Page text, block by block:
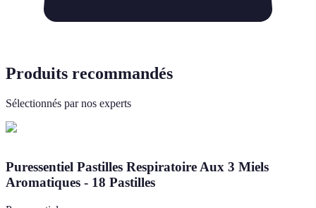
Produits recommandés
Sélectionnés par nos experts
Puressentiel Pastilles Respiratoire Aux 3 Miels
Aromatiques - 18 Pastilles